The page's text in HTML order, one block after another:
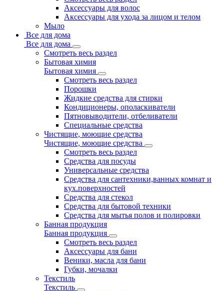
Аксессуары для волос
Аксессуары для ухода за лицом и телом
Мыло
Все для дома
Все для дома
Смотреть весь раздел
Бытовая химия
Бытовая химия
Смотреть весь раздел
Порошки
Жидкие средства для стирки
Кондиционеры, ополаскиватели
Пятновыводители, отбеливатели
Специальные средства
Чистящие, моющие средства
Чистящие, моющие средства
Смотреть весь раздел
Средства для посуды
Универсальные средства
Средства для сантехники,ванных комнат и
кух.поверхностей
Средства для стекол
Средства для бытовой техники
Средства для мытья полов и полировки
Банная продукция
Банная продукция
Смотреть весь раздел
Аксессуары для бани
Веники, масла для бани
Губки, мочалки
Текстиль
Текстиль